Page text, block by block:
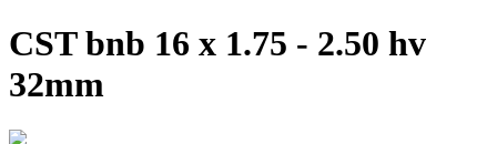
CST bnb 16 x 1.75 - 2.50 hv
32mm